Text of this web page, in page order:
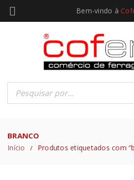
Bem-vindo à
BRANCO
Início / Produtos etiquetados com